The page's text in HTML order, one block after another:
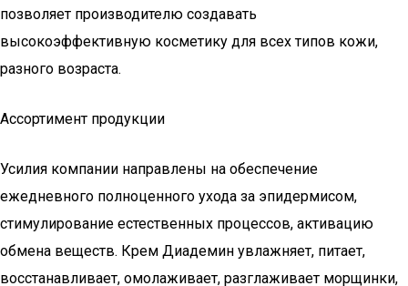
позволяет производителю создавать
высокоэффективную косметику для всех типов кожи,
разного возраста.
Ассортимент продукции
Усилия компании направлены на обеспечение
ежедневного полноценного ухода за эпидермисом,
стимулирование естественных процессов, активацию
обмена веществ. Крем Диадемин увлажняет, питает,
восстанавливает, омолаживает, разглаживает морщинки,